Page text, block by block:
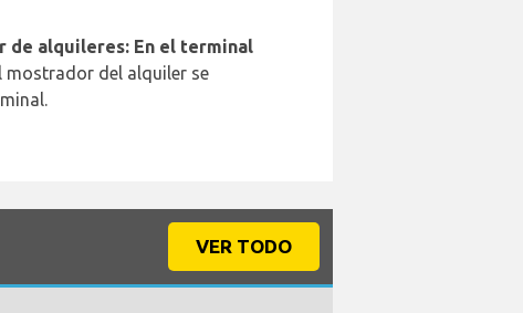
de alquileres: En el terminal
mostrador del alquiler se
VER TODO